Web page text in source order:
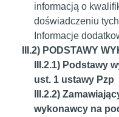
informacją o
doświadczeniu
Informacje
III.2) PODSTAWY
III.2.1) Podstawy
ust. 1 ustawy Pzp
III.2.2)
wykonawcy na